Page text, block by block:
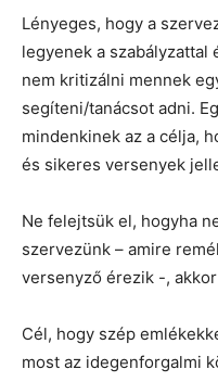
Lényeges, hogy a
legyenek a szabályzattal
nem kritizálni mennek
segíteni/tanácsot adni.
mindenkinek az a célja,
és sikeres versenyek
Ne felejtsük el, hogyha
szervezünk – amire
versenyző érezik -,
Cél, hogy szép
most az idegenforgalmi